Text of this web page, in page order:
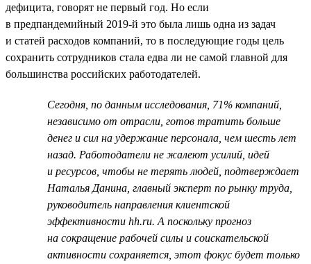
дефицита, говорят не первый год. Но если
в предпандемийный 2019-й это была лишь одна из задач
и статей расходов компаний, то в последующие годы цель
сохранить сотрудников стала едва ли не самой главной для
большинства российских работодателей.
Сегодня, по данным исследования, 71% компаний,
независимо от отрасли, готов тратить больше
денег и сил на удержание персонала, чем шесть лет
назад. Работодатели не жалеют усилий, идей
и ресурсов, чтобы не терять людей, подтверждает
Наталья Данина, главный эксперт по рынку труда,
руководитель направления клиентской
эффективности hh.ru. А поскольку прогноз
на сокращение рабочей силы и соискательской
активности сохраняется, этот фокус будет только